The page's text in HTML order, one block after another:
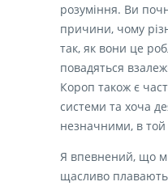
розуміння. Ви
причини, чому
так, як вони це
повадяться
Короп також є
системи та хоча
незначними, в
Я впевнений, що
щасливо плавають